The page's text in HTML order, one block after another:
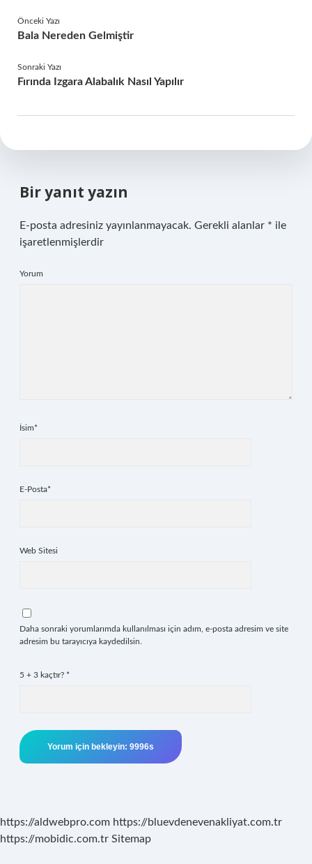
Önceki Yazı
Bala Nereden Gelmiştir
Sonraki Yazı
Fırında Izgara Alabalık Nasıl Yapılır
Bir yanıt yazın
E-posta adresiniz yayınlanmayacak. Gerekli alanlar * ile
işaretlenmişlerdir
Yorum
İsim*
E-Posta*
Web Sitesi
Daha sonraki yorumlarımda kullanılması için adım, e-posta adresim ve site
adresim bu tarayıcıya kaydedilsin.
5 + 3 kaçtır? *
https://aldwebpro.com https://bluevdenevenakliyat.com.tr
https://mobidic.com.tr Sitemap